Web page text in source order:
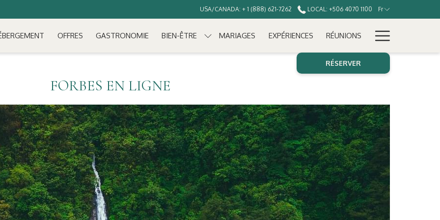
USA/CANADA: + 1 (888) 621-7262 LOCAL: +506 4070 1100 Fr
OFFRES GASTRONOMIE BIEN-ÊTRE MARIAGES EXPÉRIENCES RÉUNIONS
Menu
RÉSERVER
FORBES EN LIGNE